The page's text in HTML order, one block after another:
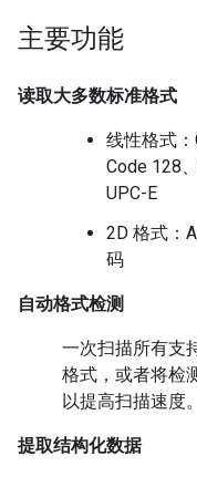
主要功能
读取大多数标准格式
线性格式：
Code 128
UPC-E
2D 格式：
码
自动格式检测
一次扫描所有支
格式，或者将检
以提高扫描速度。
提取结构化数据